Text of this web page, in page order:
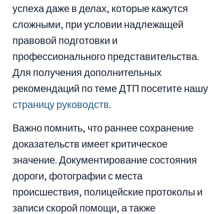
успеха даже в делах, которые кажутся
сложными, при условии надлежащей
правовой подготовки и
профессионального представительства.
Для получения дополнительных
рекомендаций по теме ДТП посетите нашу
страницу руководств.
Важно помнить, что раннее сохранение
доказательств имеет критическое
значение. Документирование состояния
дороги, фотографии с места
происшествия, полицейские протоколы и
записи скорой помощи, а также